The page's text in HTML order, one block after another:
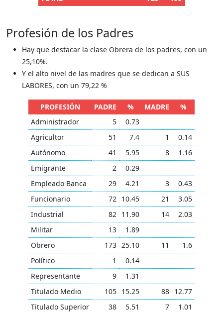
Profesión de los Padres
Hay que destacar la clase Obrera de los padres, con un
25,10%.
Y el alto nivel de las madres que se dedican a SUS
LABORES, con un 79,22 %
PROFESIÓN PADRE % MADRE
%
Administrador
5
0.73
Agricultor
51 7.4 1
0.14
Autónomo
41 5.95 8
1.16
Emigrante
2
0.29
Empleado Banca
29 4.21 3
0.43
Funcionario
72 10.45 21
3.05
Industrial
82 11.90 14
2.03
Militar
13
1.89
Obrero
173 25.10 11
1.6
Político
1
0.14
Representante
9
1.31
Titulado Medio
105 15.25 88 12.77
Titulado Superior
38 5.51 7
1.01